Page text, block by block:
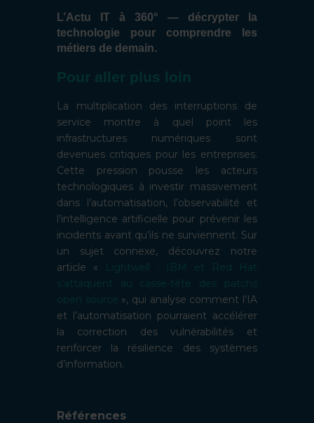
L’Actu IT à 360° — décrypter la
technologie pour comprendre les
métiers de demain.
Pour aller plus loin
La multiplication des interruptions de
service montre à quel point les
infrastructures numériques sont
devenues critiques pour les entreprises.
Cette pression pousse les acteurs
technologiques à investir massivement
dans l’automatisation, l’observabilité et
l’intelligence artificielle pour prévenir les
incidents avant qu’ils ne surviennent. Sur
un sujet connexe, découvrez notre
article «
Lightwell : IBM et Red Hat
s’attaquent au casse-tête des patchs
open source », qui analyse comment l’IA
et l’automatisation pourraient accélérer
la correction des vulnérabilités et
renforcer la résilience des systèmes
d’information.
Références